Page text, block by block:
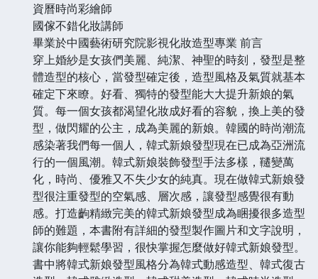
資曆時尚彩繪師
國傢不錯化妝講師
畢業於中國藝術研究院影視化妝造型專業 前言
穿上婚紗是女孩們美麗、純潔、神聖的時刻，發型是整
體造型的核心，當發型確定後，造型風格及氣質就基本
確定下來瞭。好看、獨特的發型能大大提升新娘的氣
質。每一個女孩都渴望化妝成好看的容貌，換上美的發
型，做閃耀的公主，成為美麗的新娘。韓國的時尚潮流
感染著我們每一個人，韓式新娘發型現在已成為亞洲流
行的一個風潮。韓式新娘裝飾發型手法多樣，韆變萬
化，時尚、優雅又不失少女的純真。現在做韓式新娘發
型很注重發型的空氣感、層次感，讓發型感覺很有動
感。打造齣精緻完美的韓式新娘發型成為睏擾很多造型
師的難題，本書附有詳細的發型製作圖片和文字說明，
讓你能夠輕鬆學習，很快掌握怎麼做好韓式新娘發型。
書中將韓式新娘發型風格分為韓式動感造型、韓式復古